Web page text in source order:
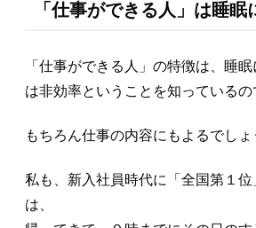
「仕事ができる人」は睡
「仕事ができる人」の特徴は、睡
は非効率ということを知っているの
もちろん仕事の内容にもよるでし
私も、新入社員時代に「全国第１
は、